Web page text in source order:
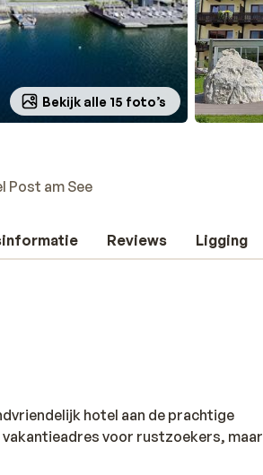
Bekijk alle 15 foto’s
Post am See
Reviews Ligging
hotel aan de prachtige
voor rustzoekers, maar